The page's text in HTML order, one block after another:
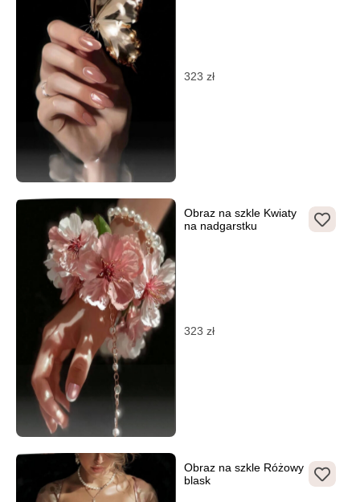
323 zł
Obraz na szkle Kwiaty
na nadgarstku
323 zł
Obraz na szkle Różowy
blask